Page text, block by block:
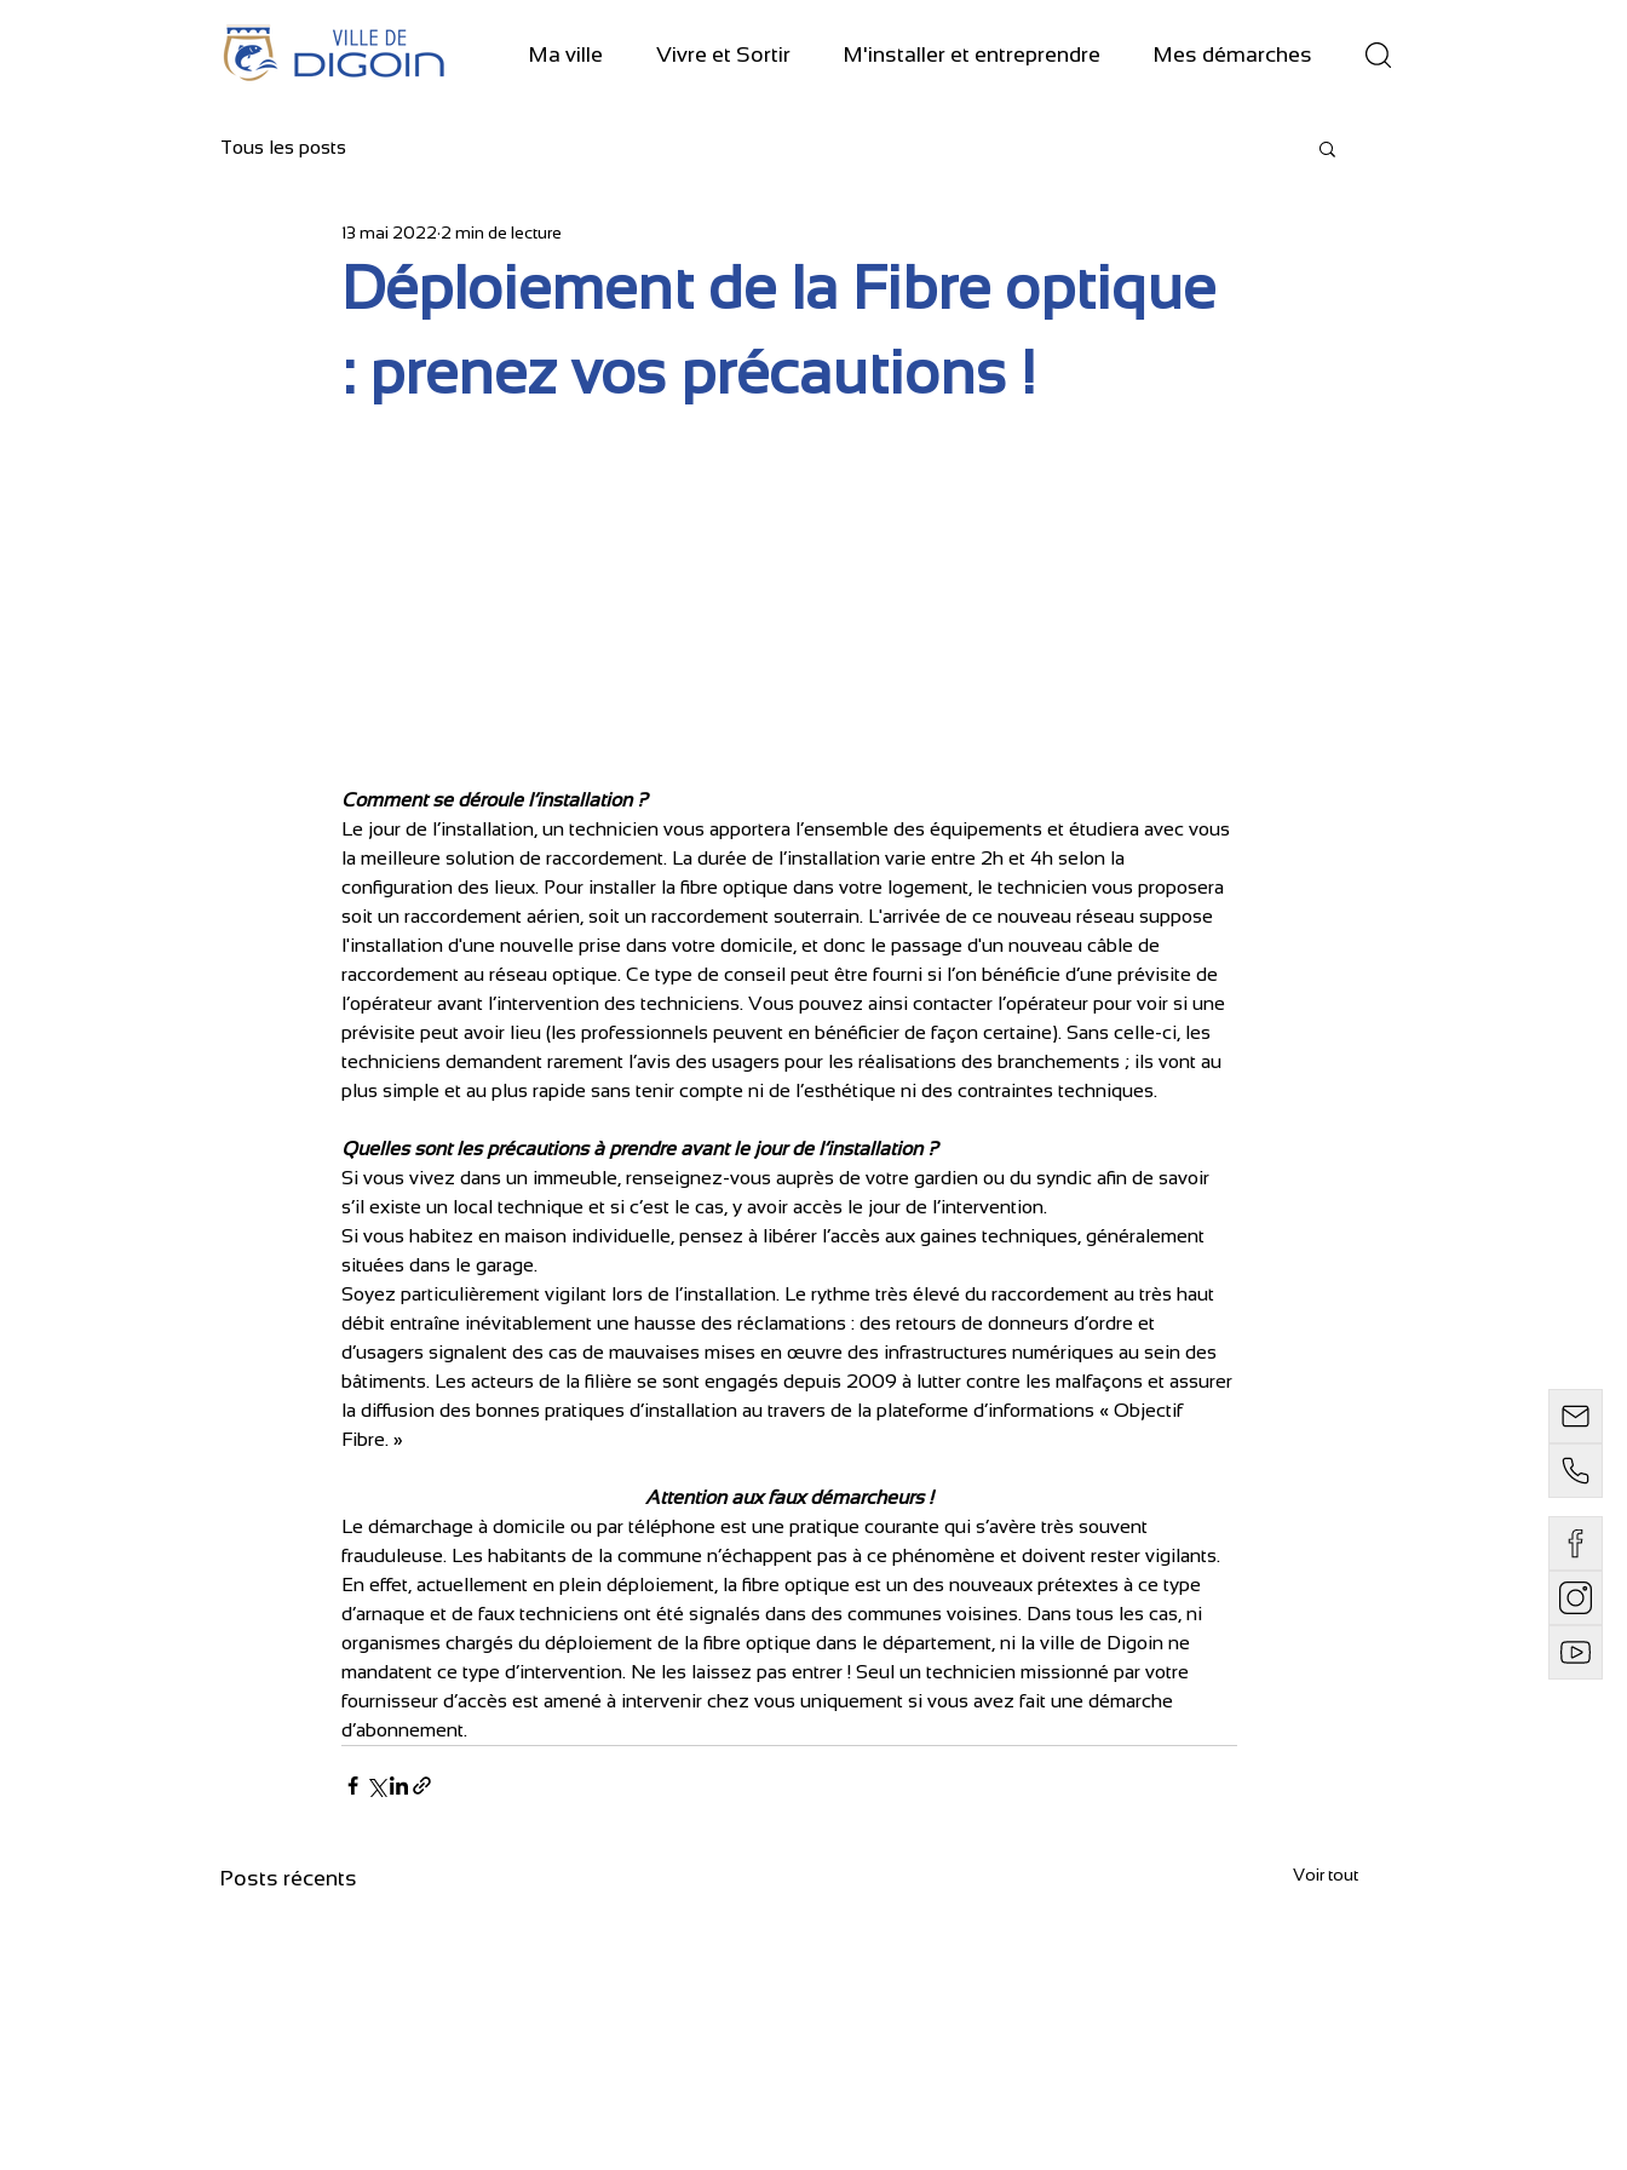
Ma ville Vivre et Sortir M'installer et entreprendre Mes démarches
Tous les posts
Déploiement de la Fibre optique
: prenez vos précautions !
13 mai 2022 2 min de lecture
Comment se déroule l’installation ?
Le jour de l’installation, un technicien vous apportera l’ensemble des équipements et étudiera avec vous
la meilleure solution de raccordement. La durée de l’installation varie entre 2h et 4h selon la
configuration des lieux. Pour installer la fibre optique dans votre logement, le technicien vous proposera
soit un raccordement aérien, soit un raccordement souterrain. L'arrivée de ce nouveau réseau suppose
l'installation d'une nouvelle prise dans votre domicile, et donc le passage d'un nouveau câble de
raccordement au réseau optique. Ce type de conseil peut être fourni si l’on bénéficie d’une prévisite de
l’opérateur avant l’intervention des techniciens. Vous pouvez ainsi contacter l’opérateur pour voir si une
prévisite peut avoir lieu (les professionnels peuvent en bénéficier de façon certaine). Sans celle-ci, les
techniciens demandent rarement l’avis des usagers pour les réalisations des branchements ; ils vont au
plus simple et au plus rapide sans tenir compte ni de l’esthétique ni des contraintes techniques.
Quelles sont les précautions à prendre avant le jour de l’installation ?
Si vous vivez dans un immeuble, renseignez-vous auprès de votre gardien ou du syndic afin de savoir
s’il existe un local technique et si c’est le cas, y avoir accès le jour de l’intervention.
Si vous habitez en maison individuelle, pensez à libérer l’accès aux gaines techniques, généralement
situées dans le garage.
Soyez particulièrement vigilant lors de l’installation. Le rythme très élevé du raccordement au très haut
débit entraîne inévitablement une hausse des réclamations : des retours de donneurs d’ordre et
d’usagers signalent des cas de mauvaises mises en œuvre des infrastructures numériques au sein des
bâtiments. Les acteurs de la filière se sont engagés depuis 2009 à lutter contre les malfaçons et assurer
la diffusion des bonnes pratiques d’installation au travers de la plateforme d’informations « Objectif
Fibre. »
Attention aux faux démarcheurs !
Le démarchage à domicile ou par téléphone est une pratique courante qui s’avère très souvent
frauduleuse. Les habitants de la commune n’échappent pas à ce phénomène et doivent rester vigilants.
En effet, actuellement en plein déploiement, la fibre optique est un des nouveaux prétextes à ce type
d’arnaque et de faux techniciens ont été signalés dans des communes voisines. Dans tous les cas, ni
organismes chargés du déploiement de la fibre optique dans le département, ni la ville de Digoin ne
mandatent ce type d’intervention. Ne les laissez pas entrer ! Seul un technicien missionné par votre
fournisseur d’accès est amené à intervenir chez vous uniquement si vous avez fait une démarche
d’abonnement.
Posts récents Voir tout